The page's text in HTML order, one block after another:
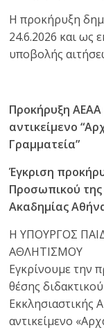
Η προκήρυξη
24.6.2026 και ως
υποβολής
Προκήρυξη ΑΕΑΑ
αντικείμενο
Γραμματεία”
Έγκριση
Προσωπικού της
Ακαδημίας
Η ΥΠΟΥΡΓΟΣ
ΑΘΛΗΤΙΣΜΟΥ
Εγκρίνουμε την
θέσης
Εκκλησιαστικής
αντικείμενο